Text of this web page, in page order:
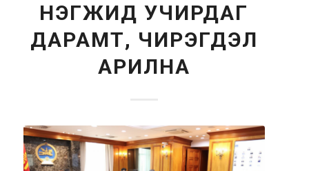
НЭГЖИД УЧИРДАГ
ДАРАМТ, ЧИРЭГДЭЛ
АРИЛНА